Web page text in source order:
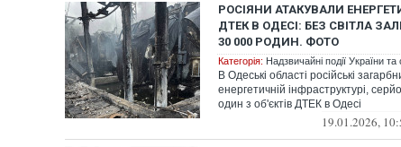
РОСІЯНИ АТАКУВАЛИ
ДТЕК В ОДЕСІ: БЕЗ СВІТЛА
30 000 РОДИН. ФОТО
Категорія: Надзвичайні події України та
В Одеські області російські
енергетичній інфраструктурі,
один з об'єктів ДТЕК в Одесі
19.01.2026,